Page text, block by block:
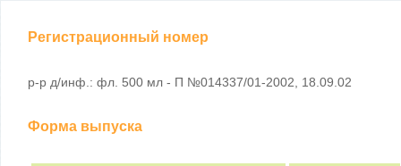
Регистрационный номер
р-р д/инф.: фл. 500 мл - П №014337/01-2002, 18.09.02
Форма выпуска